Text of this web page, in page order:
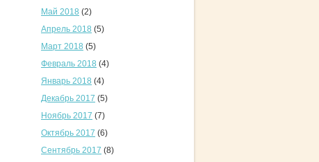
Май 2018 (2)
Апрель 2018 (5)
Март 2018 (5)
Февраль 2018 (4)
Январь 2018 (4)
Декабрь 2017 (5)
Ноябрь 2017 (7)
Октябрь 2017 (6)
Сентябрь 2017 (8)